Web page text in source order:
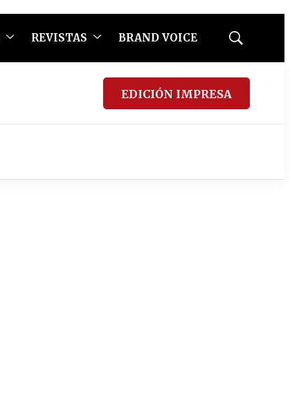
REVISTAS BRAND VOICE
Mostrar
EDICIÓN IMPRESA